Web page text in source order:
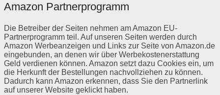
Amazon Partnerprogramm
Die Betreiber der Seiten nehmen am Amazon EU-
Partnerprogramm teil. Auf unseren Seiten werden durch
Amazon Werbeanzeigen und Links zur Seite von Amazon.de
eingebunden, an denen wir über Werbekostenerstattung
Geld verdienen können. Amazon setzt dazu Cookies ein, um
die Herkunft der Bestellungen nachvollziehen zu können.
Dadurch kann Amazon erkennen, dass Sie den Partnerlink
auf unserer Website geklickt haben.